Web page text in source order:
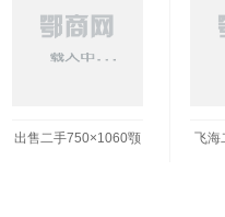
出售二手750×1060颚 飞海